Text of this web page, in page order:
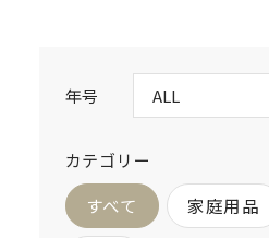
年号
カテゴリー
すべて 家庭用品